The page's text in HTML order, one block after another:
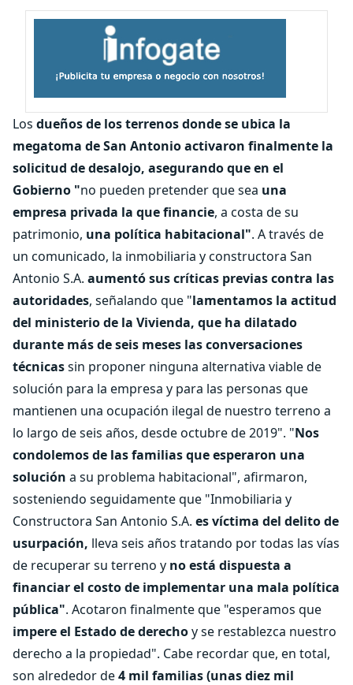
Los dueños de los terrenosdonde se ubica la
megatoma de San Antonioactivaron finalmente la
solicitud de desalojo, asegurando que en el
Gobierno "no pueden pretender que sea una
empresa privada la que financie, a costa de su
patrimonio, una política habitacional". A través de
un comunicado, la inmobiliaria y constructora San
Antonio S.A. aumentó sus críticas previas contra las
autoridades, señalando que "lamentamos la actitud
del ministerio de la Vivienda, que ha dilatado
durante más de seis meses las conversaciones
técnicassin proponer ninguna alternativa viable de
solución para la empresa y para las personas que
mantienen una ocupación ilegal de nuestro terreno a
lo largo de seis años, desde octubre de 2019". "Nos
condolemos de las familias que esperaron una
solución a su problema habitacional", afirmaron,
sosteniendo seguidamente que "Inmobiliaria y
Constructora San Antonio S.A. es víctima del delito de
usurpación, lleva seis años tratando por todas las vías
de recuperar su terreno y no está dispuesta a
financiar el costo de implementar una mala política
pública". Acotaron finalmente que "esperamos que
impere el Estado de derechoy se restablezca nuestro
derecho a la propiedad". Cabe recordar que, en total,
son alrededor de4 mil familias (unas diez mil